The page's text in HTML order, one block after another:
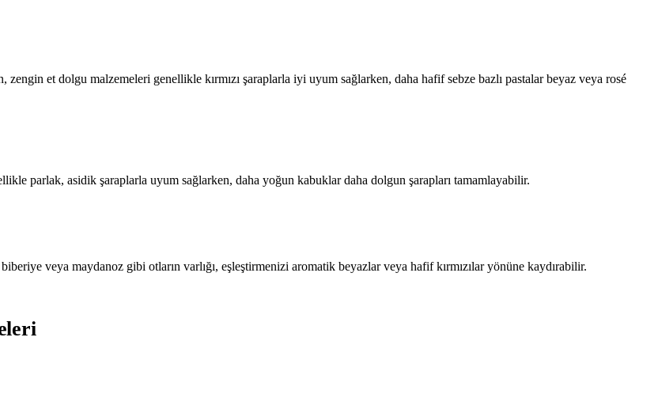
et dolgu malzemeleri genellikle kırmızı şaraplarla iyi uyum sağlarken, daha hafif sebze bazlı pastalar beyaz veya rosé
parlak, asidik şaraplarla uyum sağlarken, daha yoğun kabuklar daha dolgun şarapları tamamlayabilir.
veya maydanoz gibi otların varlığı, eşleştirmenizi aromatik beyazlar veya hafif kırmızılar yönüne kaydırabilir.